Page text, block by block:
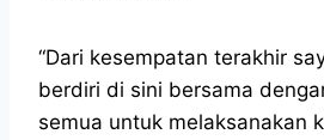
“Dari kesempatan terakhir
berdiri di sini bersama
semua untuk melaksanakan